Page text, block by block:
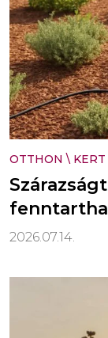
OTTHON \ KERT
2026.07.14.